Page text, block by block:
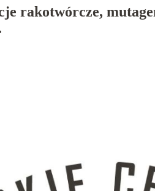
rakotwórcze,